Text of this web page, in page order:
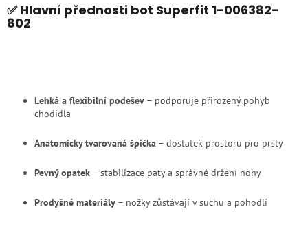
✅ Hlavní přednosti bot Superfit 1-006382-
802
Lehká a flexibilní podešev – podporuje přirozený pohyb
chodidla
Anatomicky tvarovaná špička – dostatek prostoru pro prsty
Pevný opatek – stabilizace paty a správné držení nohy
Prodyšné materiály – nožky zůstávají v suchu a pohodlí